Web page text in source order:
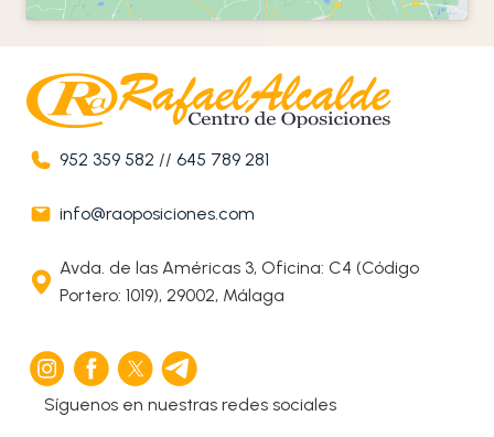
952 359 582 //645 789 281
info@raoposiciones.com
Avda. de las Américas 3, Oficina: C4 (Código
Portero: 1019), 29002, Málaga
Síguenos en nuestras redes sociales